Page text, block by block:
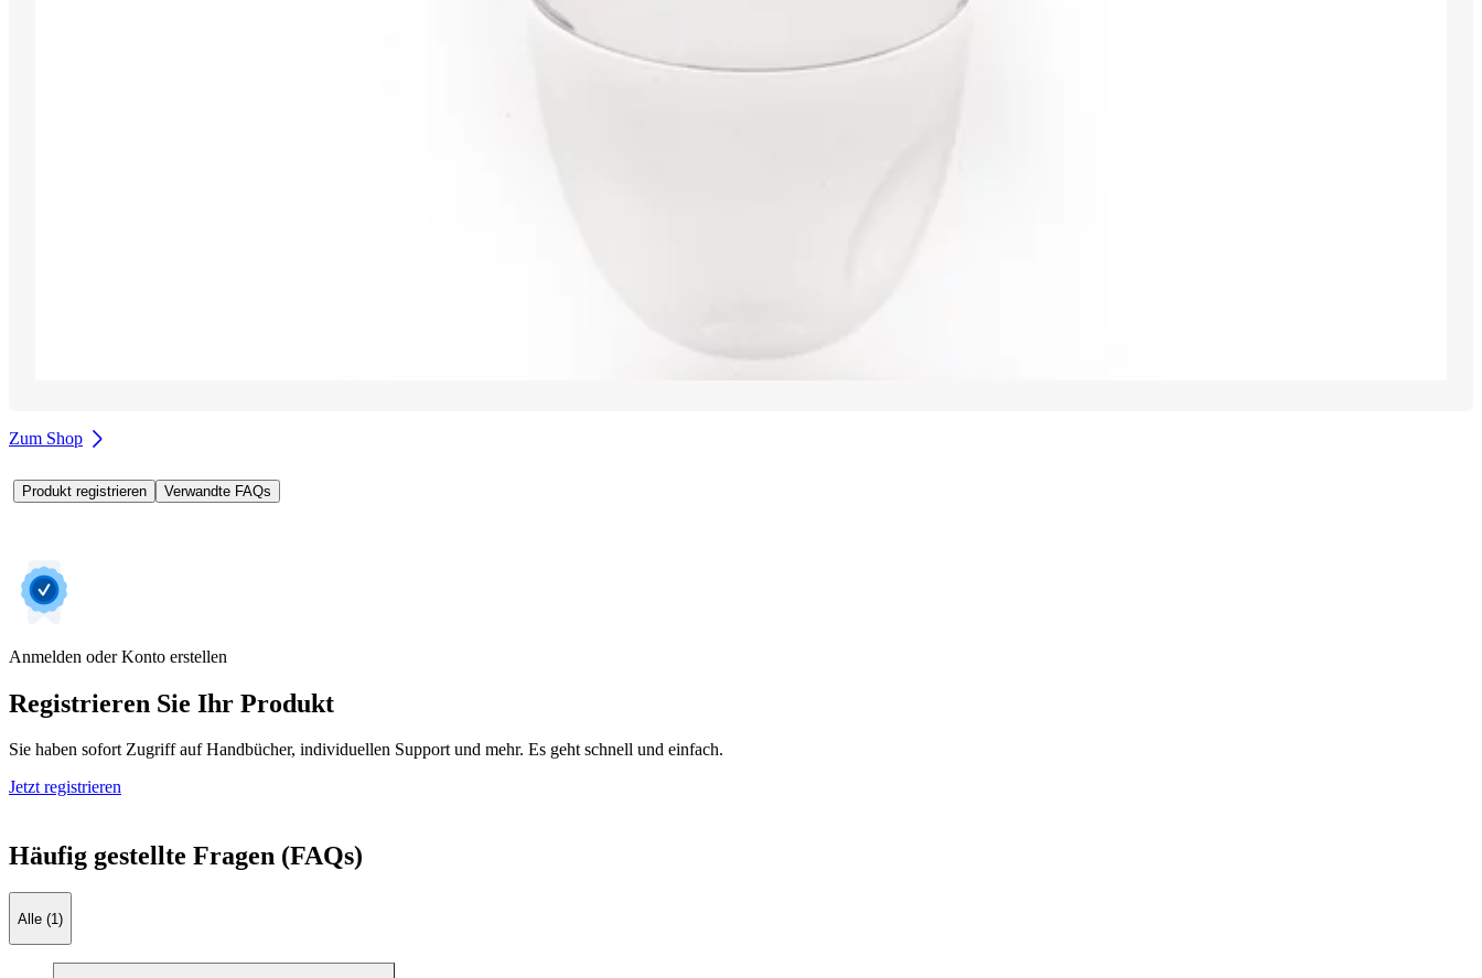
Zum Shop
Produkt registrieren Verwandte FAQs
Anmelden oder Konto erstellen
Registrieren Sie Ihr Produkt
Sie haben sofort Zugriff auf Handbücher, individuellen Support und mehr. Es geht schnell und einfach.
Jetzt registrieren
Häufig gestellte Fragen (FAQs)
Alle (1)